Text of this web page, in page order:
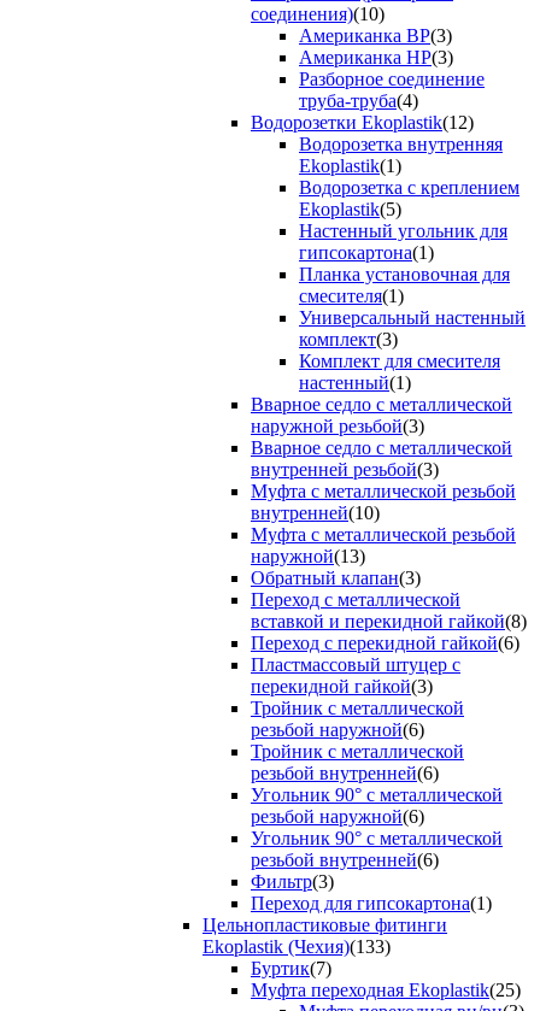
соединения)(10)
Американка ВР(3)
Американка НР(3)
Разборное соединение
труба-труба(4)
Водорозетки Ekoplastik(12)
Водорозетка внутренняя
Ekoplastik(1)
Водорозетка с креплением
Ekoplastik(5)
Настенный угольник для
гипсокартона(1)
Планка установочная для
смесителя(1)
Универсальный настенный
комплект(3)
Комплект для смесителя
настенный(1)
Вварное седло с металлической
наружной резьбой(3)
Вварное седло с металлической
внутренней резьбой(3)
Муфта с металлической резьбой
внутренней(10)
Муфта с металлической резьбой
наружной(13)
Обратный клапан(3)
Переход с металлической
вставкой и перекидной гайкой(8)
Переход с перекидной гайкой(6)
Пластмассовый штуцер с
перекидной гайкой(3)
Тройник с металлической
резьбой наружной(6)
Тройник с металлической
резьбой внутренней(6)
Угольник 90° с металлической
резьбой наружной(6)
Угольник 90° с металлической
резьбой внутренней(6)
Фильтр(3)
Переход для гипсокартона(1)
Цельнопластиковые фитинги
Ekoplastik (Чехия)(133)
Буртик(7)
Муфта переходная Ekoplastik(25)